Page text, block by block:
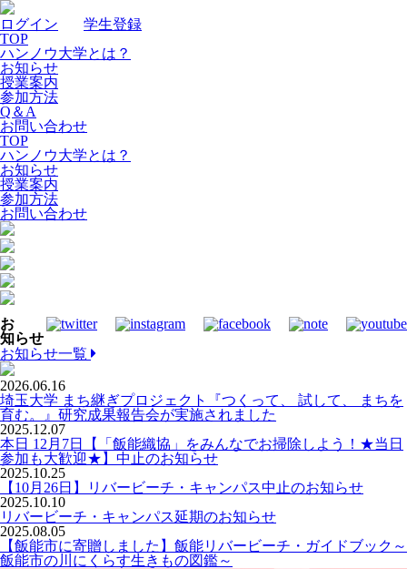
ログイン
学生登録
TOP
ハンノウ大学とは？
お知らせ
授業案内
参加方法
Q＆A
お問い合わせ
TOP
ハンノウ大学とは？
お知らせ
授業案内
参加方法
お問い合わせ
お
知らせ
お知らせ一覧
2026.06.16
埼玉大学 まち継ぎプロジェクト『つくって、 試して、 まちを
育む。』研究成果報告会が実施されました
2025.12.07
本日 12月7日【「飯能織協」をみんなでお掃除しよう！★当日
参加も大歓迎★】中止のお知らせ
2025.10.25
【10月26日】リバービーチ・キャンパス中止のお知らせ
2025.10.10
リバービーチ・キャンパス延期のお知らせ
2025.08.05
【飯能市に寄贈しました】飯能リバービーチ・ガイドブック～
飯能市の川にくらす生きもの図鑑～